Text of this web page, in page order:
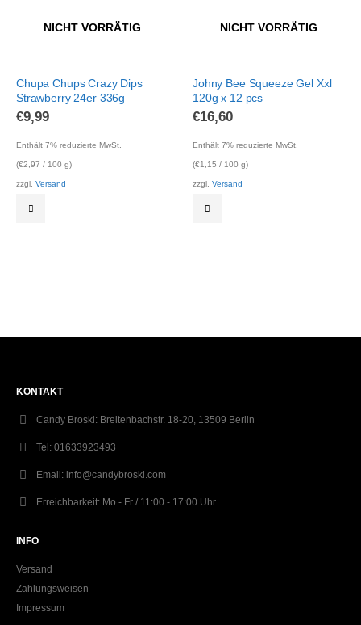
NICHT VORRÄTIG
Chupa Chups Crazy Dips
Strawberry 24er 336g
€9,99
Enthält 7% reduzierte MwSt.
(€2,97 / 100 g)
zzgl. Versand
NICHT VORRÄTIG
Johny Bee Squeeze Gel Xxl
120g x 12 pcs
€16,60
Enthält 7% reduzierte MwSt.
(€1,15 / 100 g)
zzgl. Versand
KONTAKT
Candy Broski: Breitenbachstr. 18-20, 13509 Berlin
Tel: 01633923493
Email: info@candybroski.com
Erreichbarkeit: Mo - Fr / 11:00 - 17:00 Uhr
INFO
Versand
Zahlungsweisen
Impressum